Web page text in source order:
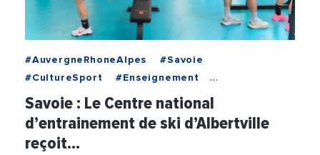
#AuvergneRhoneAlpes
#Savoie
#CultureSport
#Enseignement
#FabricePannekoucke
#Financement
#Investissements
#Jeunesse
#RegionAuvergneRhoneAlpes
Savoie : Le Centre national
d’entrainement de ski d’Albertville
reçoit…